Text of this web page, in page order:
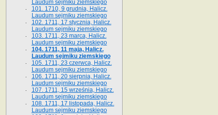
Laudum sejmiku ziemskiego
101. 1710, 9 grudnia, Halicz.
Laudum sejmiku ziemskiego
102. 1711, 17 stycznia, Halicz.
Laudum sejmiku ziemskiego
103. 1711, 23 marca, Halicz.
Laudum sejmiku ziemskiego
104. 1711, 11 maja, Halicz.
Laudum sejmiku ziemskiego
105. 1711, 23 czerwca, Halicz.
Laudum sejmiku ziemskiego
106. 1711, 20 sierpnia, Halicz.
Laudum sejmiku ziemskiego
107. 1711, 15 września, Halicz.
Laudum sejmiku ziemskiego
108. 1711, 17 listopada, Halicz.
Laudum sejmiku ziemskiego